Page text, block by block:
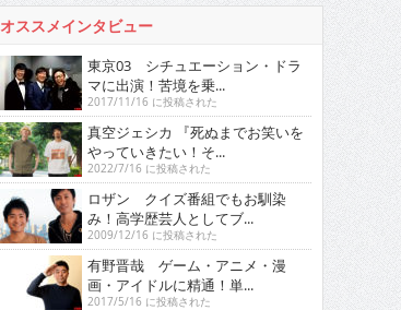
オススメインタビュー
東京03 シチュエーション・ドラ
マに出演！苦境を乗...
2017/11/16 に投稿された
真空ジェシカ 『死ぬまでお笑いを
やっていきたい！そ...
2022/7/16 に投稿された
ロザン クイズ番組でもお馴染
み！高学歴芸人としてブ...
2009/12/16 に投稿された
有野晋哉 ゲーム・アニメ・漫
画・アイドルに精通！単...
2017/5/16 に投稿された